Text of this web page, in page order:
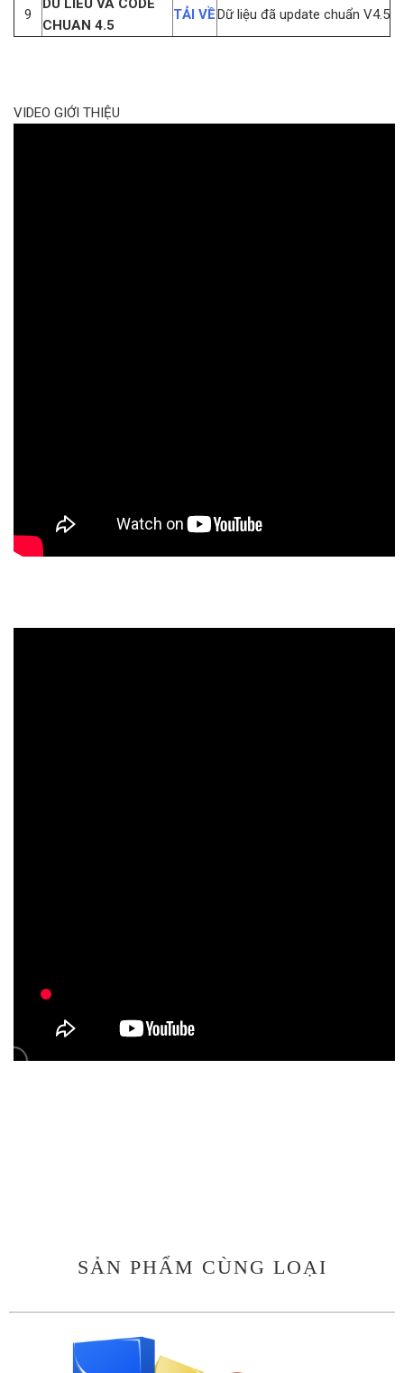
9
DU LIEU VA CODE
CHUAN 4.5
TẢI VỀDữ liệu đã update chuẩn V4.5
VIDEO GIỚI THIỆU
SẢN PHẨM CÙNG LOẠI